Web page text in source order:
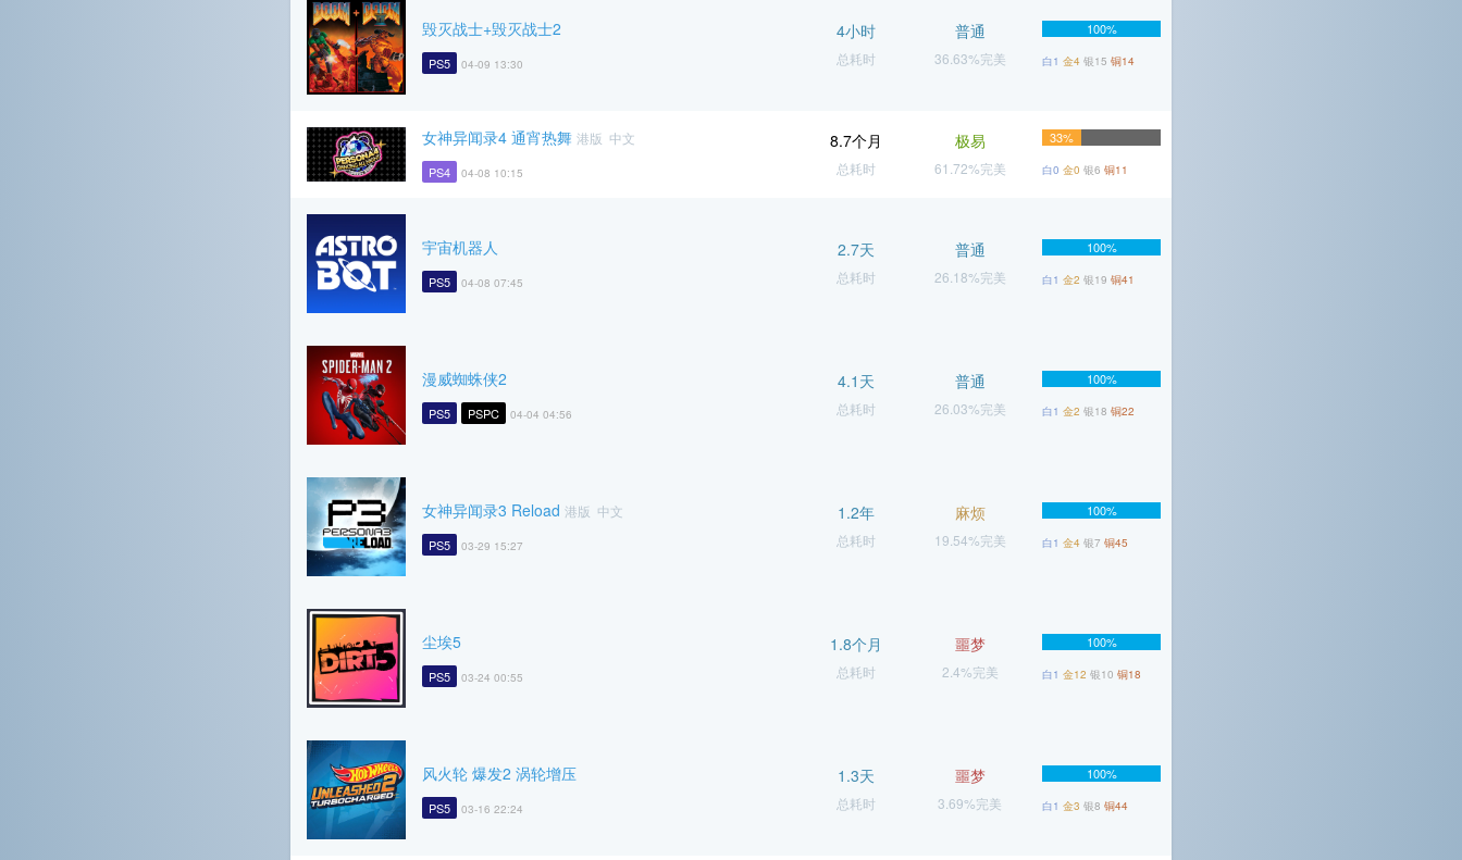
毁灭战士+毁灭战士2
PS5 04-09 13:30
4小时
总耗时
普通
36.63%完美
100%
白1 金4 银15 铜14
女神异闻录4 通宵热舞 港版 中文
PS4 04-08 10:15
8.7个月
总耗时
极易
61.72%完美
33%
白0 金0 银6 铜11
宇宙机器人
PS5 04-08 07:45
2.7天
总耗时
普通
26.18%完美
100%
白1 金2 银19 铜41
漫威蜘蛛侠2
PS5 PSPC 04-04 04:56
4.1天
总耗时
普通
26.03%完美
100%
白1 金2 银18 铜22
女神异闻录3 Reload 港版 中文
PS5 03-29 15:27
1.2年
总耗时
麻烦
19.54%完美
100%
白1 金4 银7 铜45
尘埃5
PS5 03-24 00:55
1.8个月
总耗时
噩梦
2.4%完美
100%
白1 金12 银10 铜18
风火轮 爆发2 涡轮增压
PS5 03-16 22:24
1.3天
总耗时
噩梦
3.69%完美
100%
白1 金3 银8 铜44